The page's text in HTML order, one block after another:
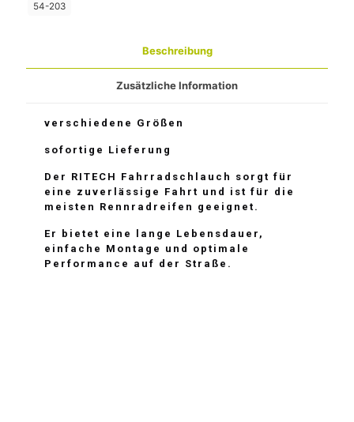
54-203
Beschreibung
Zusätzliche Information
verschiedene Größen
sofortige Lieferung
Der RITECH Fahrradschlauch sorgt für
eine zuverlässige Fahrt und ist für die
meisten Rennradreifen geeignet.
Er bietet eine lange Lebensdauer,
einfache Montage und optimale
Performance auf der Straße.